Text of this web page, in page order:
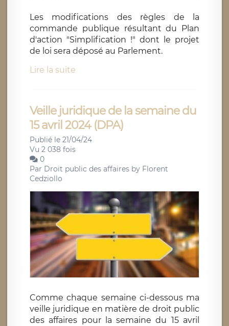
Les modifications des règles de la
commande publique résultant du Plan
d'action "Simplification !" dont le projet
de loi sera déposé au Parlement.
Lire la suite
Veille juridique de la semaine du
15 avril 2024 (DPA)
Publié le 21/04/24
Vu 2 038 fois
0
Par Droit public des affaires by Florent
Cedziollo
Comme chaque semaine ci-dessous ma
veille juridique en matière de droit public
des affaires pour la semaine du 15 avril